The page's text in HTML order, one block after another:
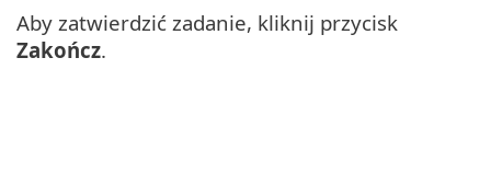
Aby zatwierdzić zadanie, kliknij przycisk
Zakończ.